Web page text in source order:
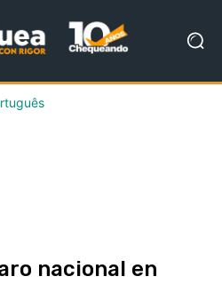
nacional en